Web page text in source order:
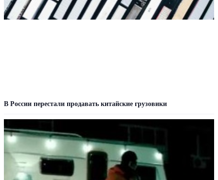
В России перестали продавать китайские грузовики